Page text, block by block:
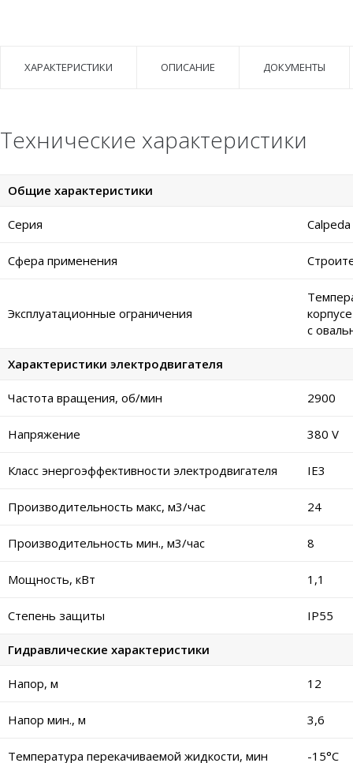
ХАРАКТЕРИСТИКИ ОПИСАНИЕ ДОКУМЕНТЫ
Технические характеристики
Общие характеристики
Серия
Сфера применения
Эксплуатационные ограничения
с
Характеристики электродвигателя
Частота вращения, об/мин 2900
Напряжение 380 V
Класс энергоэффективности электродвигателя IE3
Производительность макс, м3/час 24
Производительность мин., м3/час 8
Мощность, кВт 1,1
Степень защиты IP55
Гидравлические характеристики
Напор, м 12
Напор мин., м 3,6
Температура перекачиваемой жидкости, мин -15°C